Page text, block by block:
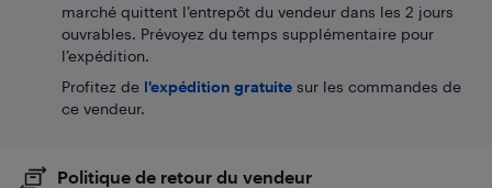
marché quittent l’entrepôt du vendeur dans les 2 jours
ouvrables. Prévoyez du temps supplémentaire pour
l’expédition.
Profitez de l'expédition gratuite sur les commandes de
ce vendeur.
Politique de retour du vendeur